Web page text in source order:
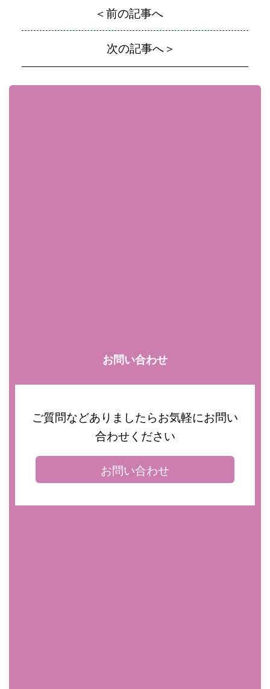
＜前の記事へ
次の記事へ＞
お問い合わせ
ご質問などありましたらお気軽にお問い
合わせください
お問い合わせ